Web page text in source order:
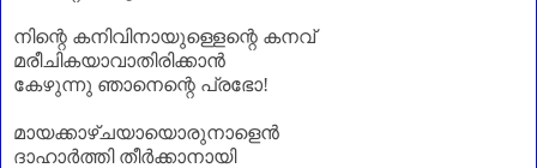
നിന്റെ കനിവിനായുള്ളെന്റെ കനവ്
മരീചികയാവാതിരിക്കാൻ
കേഴുന്നു ഞാനെന്റെ പ്രഭോ!
മായക്കാഴ്ചയായൊരുനാളെൻ
ദാഹാർത്തി തീർക്കാനായി